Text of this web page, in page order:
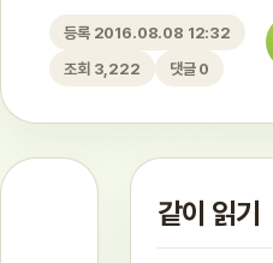
등록 2016.08.08 12:32
조회 3,222
댓글 0
같이 읽기